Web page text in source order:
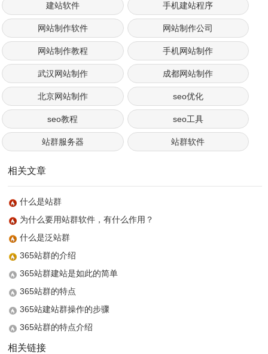
建站软件 手机建站程序
网站制作软件 网站制作公司
网站制作教程 手机网站制作
武汉网站制作 成都网站制作
北京网站制作 seo优化
seo教程 seo工具
站群服务器 站群软件
相关文章
什么是站群
为什么要用站群软件，有什么作用？
什么是泛站群
365站群的介绍
365站群建站是如此的简单
365站群的特点
365站建站群操作的步骤
365站群的特点介绍
相关链接